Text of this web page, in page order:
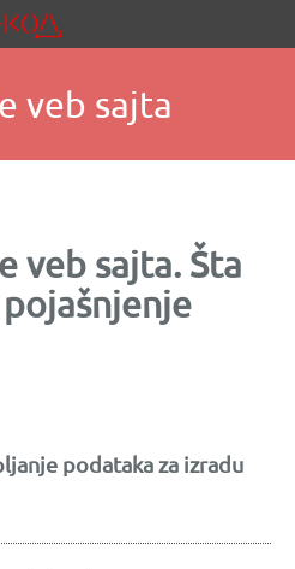
veb sajta
veb sajta. Šta
podataka za izradu